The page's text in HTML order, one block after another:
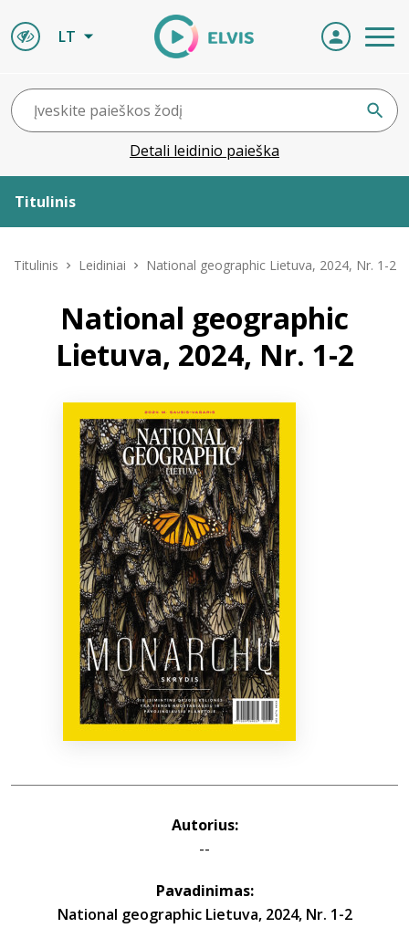
LT
Detali leidinio paieška
Titulinis
Leidiniai
ELVIS atvyksta
Naujienos
Bibliotekoms
Titulinis Leidiniai National geographic Lietuva, 2024, Nr. 1-2
National geographic
Lietuva, 2024, Nr. 1-2
Autorius:
--
Pavadinimas:
National geographic Lietuva, 2024, Nr. 1-2